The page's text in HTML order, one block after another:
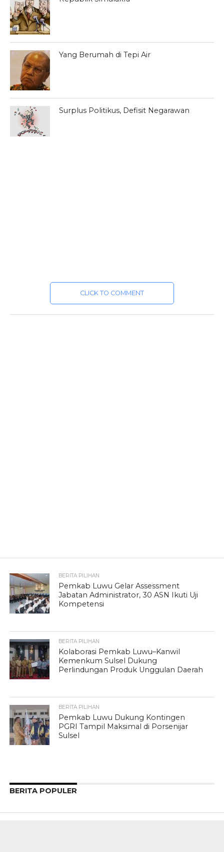
Yang Berumah di Tepi Air
Surplus Politikus, Defisit Negarawan
CLICK TO COMMENT
BERITA PILIHAN
Pemkab Luwu Gelar Assessment
Jabatan Administrator, 30 ASN Ikuti Uji
Kompetensi
BERITA PILIHAN
Kolaborasi Pemkab Luwu–Kanwil
Kemenkum Sulsel Dukung
Perlindungan Produk Unggulan Daerah
BERITA PILIHAN
Pemkab Luwu Dukung Kontingen
PGRI Tampil Maksimal di Porsenijar
Sulsel
BERITA POPULER